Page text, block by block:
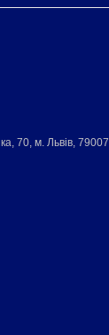
70, м. Львів, 79007.